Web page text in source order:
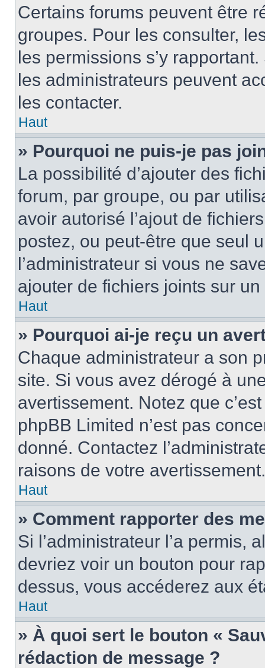
Certains forums peuvent être
groupes. Pour les consulter,
les permissions s’y
les administrateurs peuvent
les contacter.
Haut
» Pourquoi ne puis-je pas
La possibilité d’ajouter des
forum, par groupe, ou par
avoir autorisé l’ajout de
postez, ou peut-être que seul
l’administrateur si vous ne
ajouter de fichiers joints sur un
Haut
» Pourquoi ai-je reçu un
Chaque administrateur a son
site. Si vous avez dérogé à
avertissement. Notez que
phpBB Limited n’est pas
donné. Contactez
raisons de votre avertissement.
Haut
» Comment rapporter des
Si l’administrateur l’a permis,
devriez voir un bouton pour
dessus, vous accéderez aux
Haut
» À quoi sert le bouton «
rédaction de message ?